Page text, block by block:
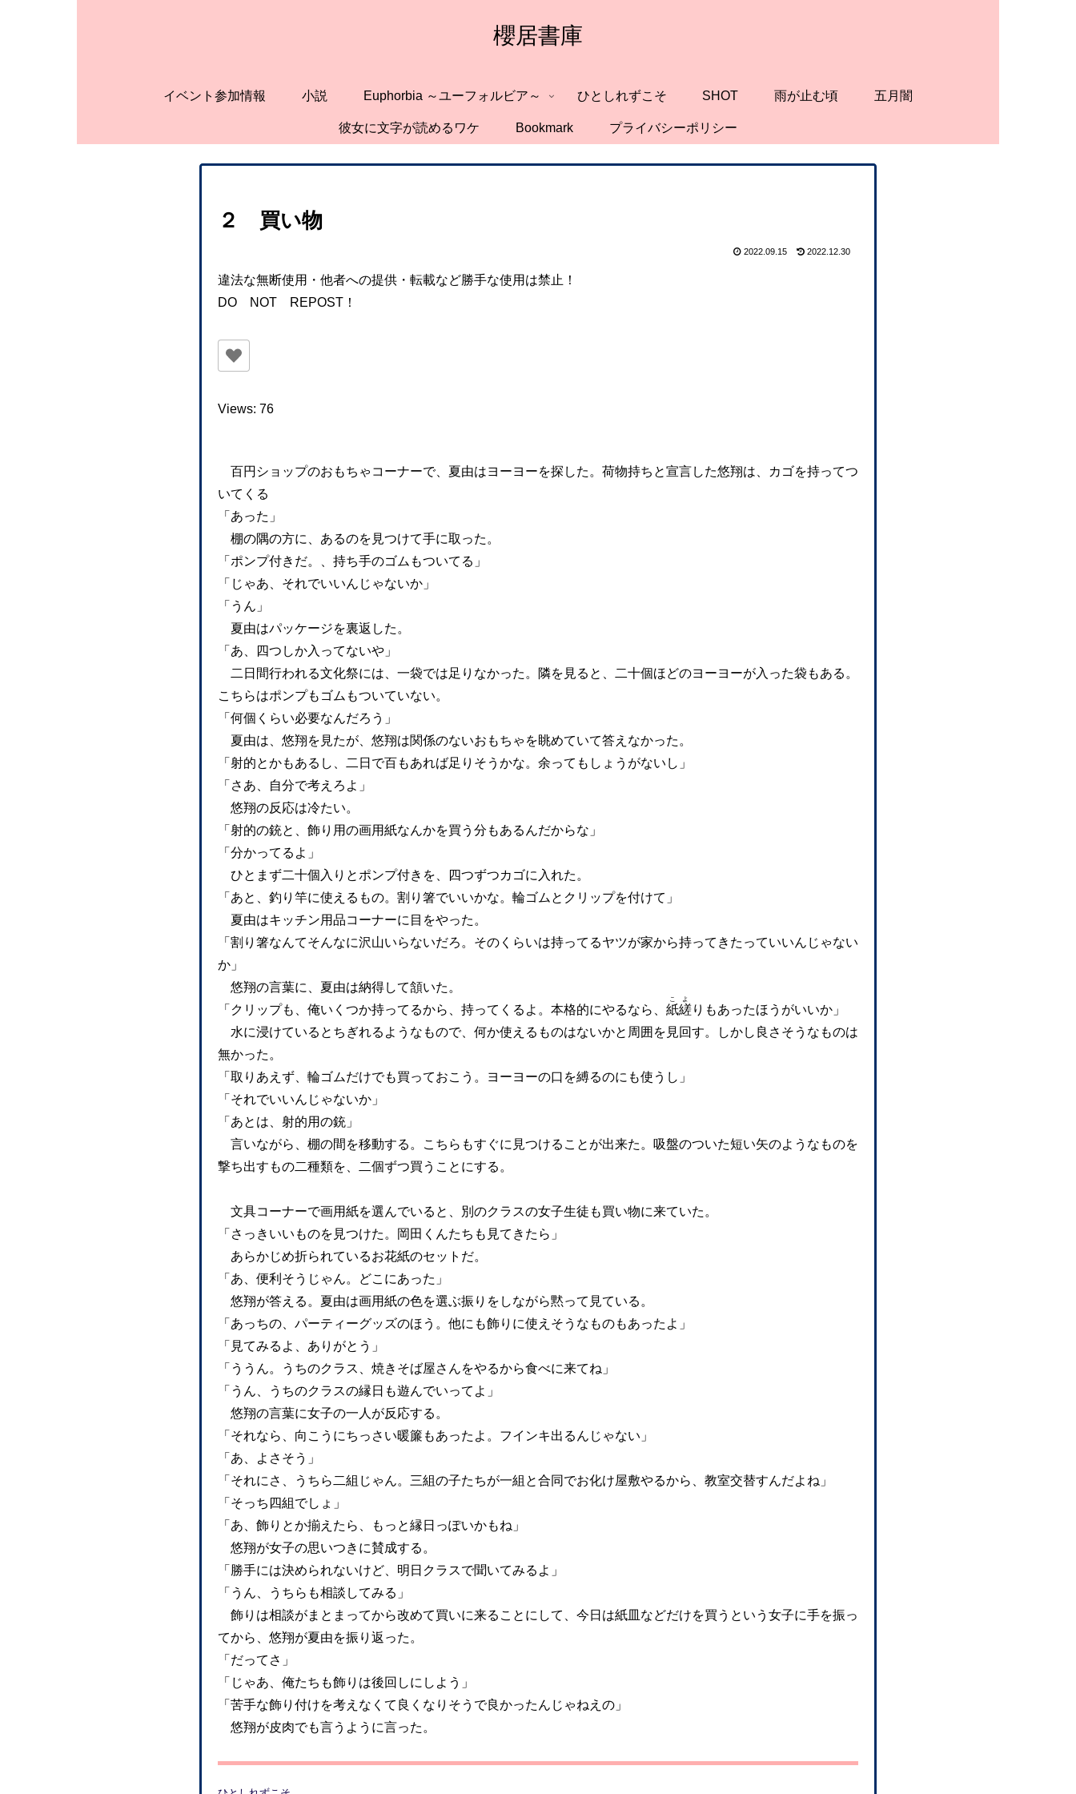
櫻居書庫
イベント参加情報 小説 Euphorbia ～ユーフォルビア～ ひとしれずこそ SHOT 雨が止む頃 五月闇
彼女に文字が読めるワケ Bookmark プライバシーポリシー
２ 買い物
2022.09.15 2022.12.30
違法な無断使用・他者への提供・転載など勝手な使用は禁止！
DO NOT REPOST！
Views: 76
百円ショップのおもちゃコーナーで、夏由はヨーヨーを探した。荷物持ちと宣言した悠翔は、カゴを持ってつ
いてくる
「あった」
棚の隅の方に、あるのを見つけて手に取った。
「ポンプ付きだ。、持ち手のゴムもついてる」
「じゃあ、それでいいんじゃないか」
「うん」
夏由はパッケージを裏返した。
「あ、四つしか入ってないや」
二日間行われる文化祭には、一袋では足りなかった。隣を見ると、二十個ほどのヨーヨーが入った袋もある。
こちらはポンプもゴムもついていない。
「何個くらい必要なんだろう」
夏由は、悠翔を見たが、悠翔は関係のないおもちゃを眺めていて答えなかった。
「射的とかもあるし、二日で百もあれば足りそうかな。余ってもしょうがないし」
「さあ、自分で考えろよ」
悠翔の反応は冷たい。
「射的の銃と、飾り用の画用紙なんかを買う分もあるんだからな」
「分かってるよ」
ひとまず二十個入りとポンプ付きを、四つずつカゴに入れた。
「あと、釣り竿に使えるもの。割り箸でいいかな。輪ゴムとクリップを付けて」
夏由はキッチン用品コーナーに目をやった。
「割り箸なんてそんなに沢山いらないだろ。そのくらいは持ってるヤツが家から持ってきたっていいんじゃない
か」
悠翔の言葉に、夏由は納得して頷いた。
「クリップも、俺いくつか持ってるから、持ってくるよ。本格的にやるなら、 紙縒
こよ
りもあったほうがいいか」
水に浸けているとちぎれるようなもので、何か使えるものはないかと周囲を見回す。しかし良さそうなものは
無かった。
「取りあえず、輪ゴムだけでも買っておこう。ヨーヨーの口を縛るのにも使うし」
「それでいいんじゃないか」
「あとは、射的用の銃」
言いながら、棚の間を移動する。こちらもすぐに見つけることが出来た。吸盤のついた短い矢のようなものを
撃ち出すもの二種類を、二個ずつ買うことにする。
文具コーナーで画用紙を選んでいると、別のクラスの女子生徒も買い物に来ていた。
「さっきいいものを見つけた。岡田くんたちも見てきたら」
あらかじめ折られているお花紙のセットだ。
「あ、便利そうじゃん。どこにあった」
悠翔が答える。夏由は画用紙の色を選ぶ振りをしながら黙って見ている。
「あっちの、パーティーグッズのほう。他にも飾りに使えそうなものもあったよ」
「見てみるよ、ありがとう」
「ううん。うちのクラス、焼きそば屋さんをやるから食べに来てね」
「うん、うちのクラスの縁日も遊んでいってよ」
悠翔の言葉に女子の一人が反応する。
「それなら、向こうにちっさい暖簾もあったよ。フインキ出るんじゃない」
「あ、よさそう」
「それにさ、うちら二組じゃん。三組の子たちが一組と合同でお化け屋敷やるから、教室交替すんだよね」
「そっち四組でしょ」
「あ、飾りとか揃えたら、もっと縁日っぽいかもね」
悠翔が女子の思いつきに賛成する。
「勝手には決められないけど、明日クラスで聞いてみるよ」
「うん、うちらも相談してみる」
飾りは相談がまとまってから改めて買いに来ることにして、今日は紙皿などだけを買うという女子に手を振っ
てから、悠翔が夏由を振り返った。
「だってさ」
「じゃあ、俺たちも飾りは後回しにしよう」
「苦手な飾り付けを考えなくて良くなりそうで良かったんじゃねえの」
悠翔が皮肉でも言うように言った。